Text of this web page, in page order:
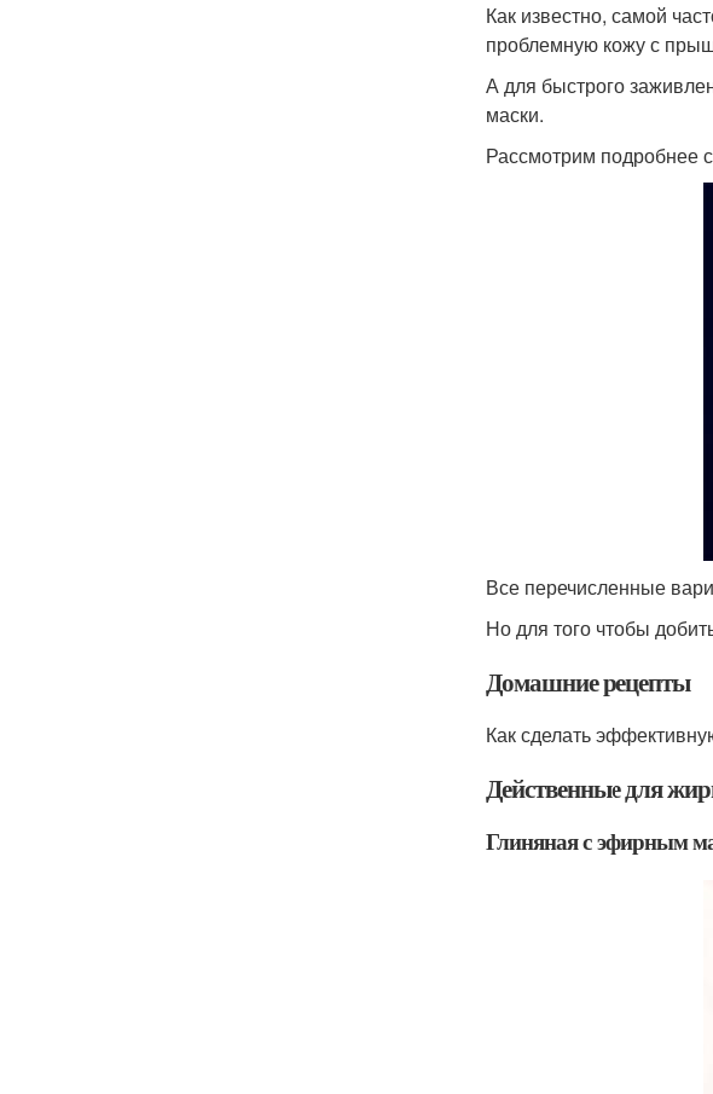
Как известно, самой
проблемную кожу с
А для быстрого
маски.
Рассмотрим
Все перечисленные
Но для того чтобы
Домашние рецепты
Как сделать
Действенные для
Глиняная с эфирным